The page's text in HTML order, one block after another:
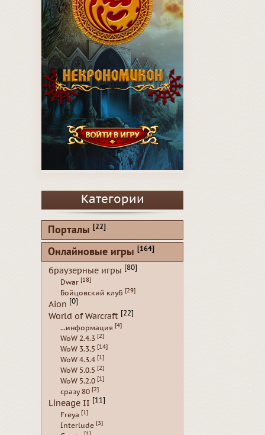
Категории
Порталы [22]
Онлайновые игры [164]
браузерные игры [80]
Dwar [18]
Бойцовский клуб [29]
Aion [0]
World of Warcraft [22]
...информация [4]
WoW 2.4.3 [2]
WoW 3.3.5 [14]
WoW 4.3.4 [1]
WoW 5.0.5 [2]
WoW 5.2.0 [1]
сразу 80 [2]
Lineage II [11]
Freya [1]
Interlude [3]